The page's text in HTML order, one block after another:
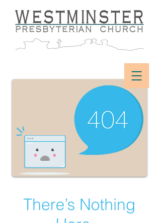
There’s Nothing